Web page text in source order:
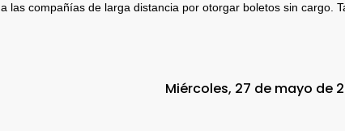
las compañías de larga distancia por otorgar boletos sin cargo.
Miércoles, 27 de mayo de